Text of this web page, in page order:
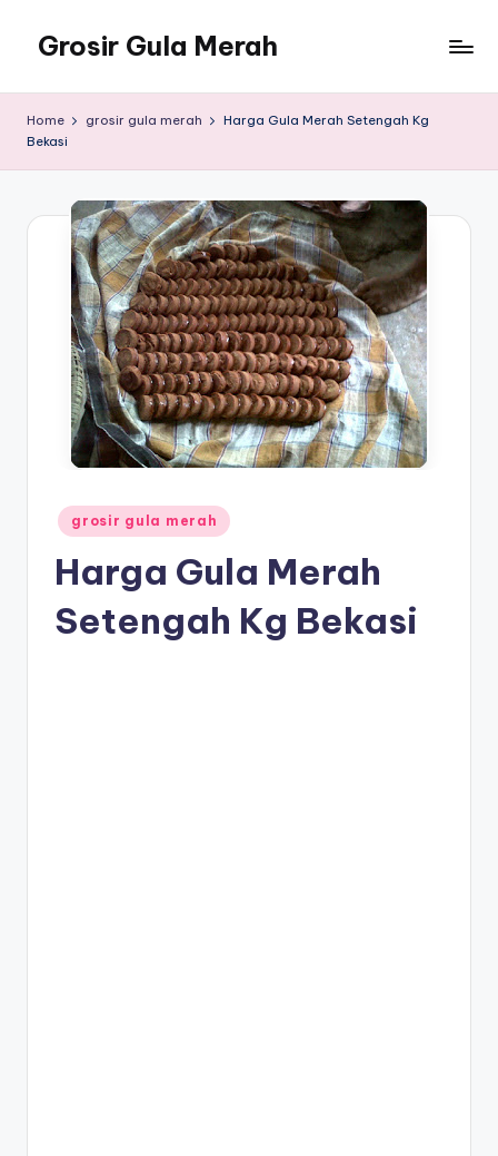
content
Grosir Gula Merah
Gula
Home grosir gula merah
Harga Gula Merah Setengah Kg
Bekasi
Posted
in
grosir gula merah
Harga Gula Merah
Setengah Kg Bekasi